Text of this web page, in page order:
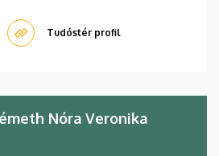
Tudóstér profil
Nóra Veronika